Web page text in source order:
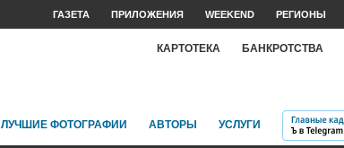
ГАЗЕТА ПРИЛОЖЕНИЯ WEEKEND РЕГИОНЫ
КАРТОТЕКА БАНКРОТСТВА
ЛУЧШИЕ ФОТОГРАФИИ АВТОРЫ УСЛУГИ